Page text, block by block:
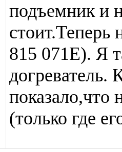
подъемник и
стоит.Теперь
815 071Е). Я
догреватель.
показало,что
(только где